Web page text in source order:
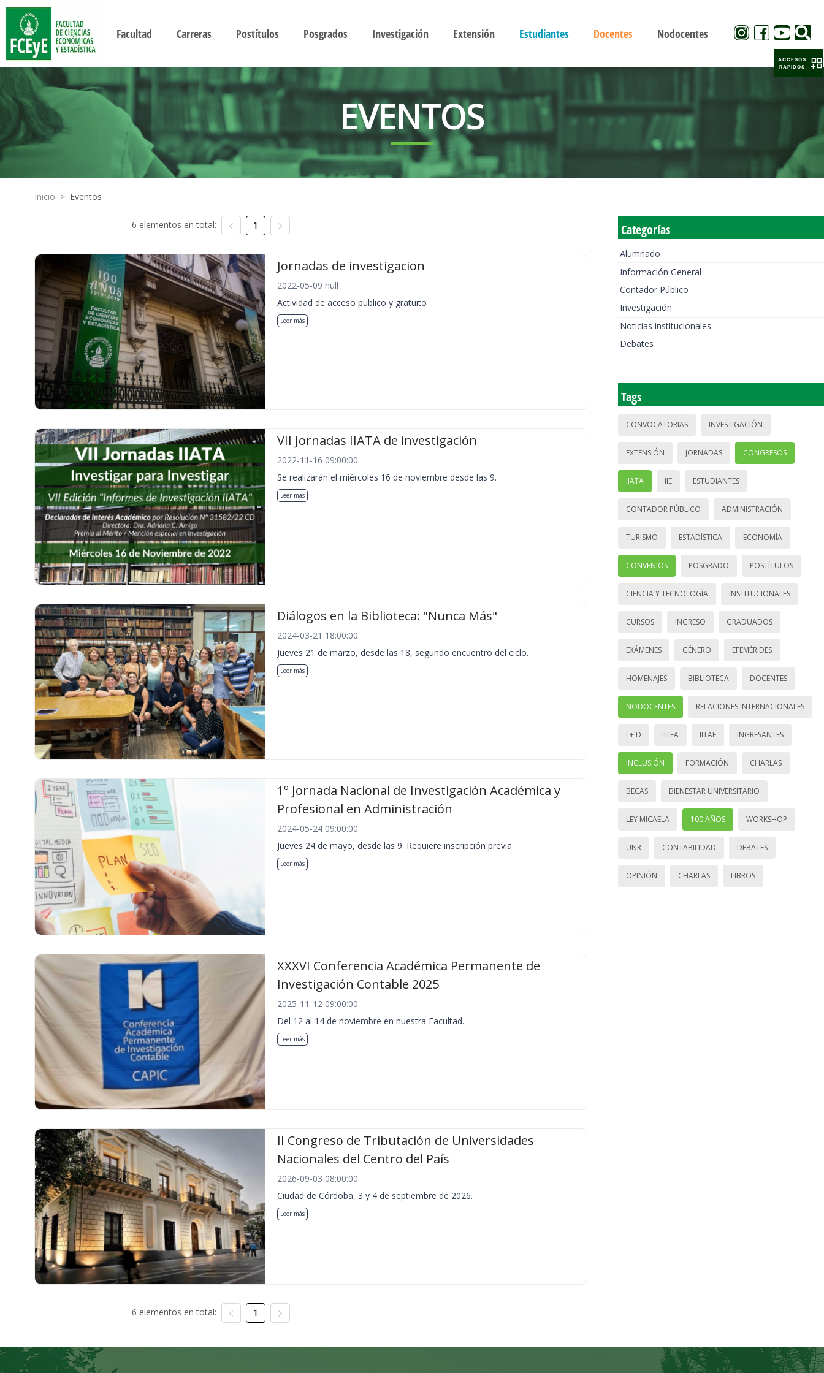
Facultad Carreras Postítulos Posgrados Investigación Extensión Estudiantes Docentes Nodocentes
EVENTOS
Inicio > Eventos
6 elementos en total: 1
Jornadas de investigacion
2022-05-09 null
Actividad de acceso publico y gratuito
Leer más
VII Jornadas IIATA de investigación
2022-11-16 09:00:00
Se realizarán el miércoles 16 de noviembre desde las 9.
Leer más
Diálogos en la Biblioteca: "Nunca Más"
2024-03-21 18:00:00
Jueves 21 de marzo, desde las 18, segundo encuentro del ciclo.
Leer más
1º Jornada Nacional de Investigación Académica y
Profesional en Administración
2024-05-24 09:00:00
Jueves 24 de mayo, desde las 9. Requiere inscripción previa.
Leer más
XXXVI Conferencia Académica Permanente de
Investigación Contable 2025
2025-11-12 09:00:00
Del 12 al 14 de noviembre en nuestra Facultad.
Leer más
II Congreso de Tributación de Universidades
Nacionales del Centro del País
2026-09-03 08:00:00
Ciudad de Córdoba, 3 y 4 de septiembre de 2026.
Leer más
6 elementos en total: 1
Categorías
Alumnado
Información General
Contador Público
Investigación
Noticias institucionales
Debates
Tags
CONVOCATORIAS INVESTIGACIÓN
EXTENSIÓN JORNADAS CONGRESOS
IIATA IIE ESTUDIANTES
CONTADOR PÚBLICO ADMINISTRACIÓN
TURISMO ESTADÍSTICA ECONOMÍA
CONVENIOS POSGRADO POSTÍTULOS
CIENCIA Y TECNOLOGÍA INSTITUCIONALES
CURSOS INGRESO GRADUADOS
EXÁMENES GÉNERO EFEMÉRIDES
HOMENAJES BIBLIOTECA DOCENTES
NODOCENTES RELACIONES INTERNACIONALES
I + D IITEA IITAE INGRESANTES
INCLUSIÓN FORMACIÓN CHARLAS
BECAS BIENESTAR UNIVERSITARIO
LEY MICAELA 100 AÑOS WORKSHOP
UNR CONTABILIDAD DEBATES
OPINIÓN CHARLAS LIBROS
ACCESOS
RAPIDOS